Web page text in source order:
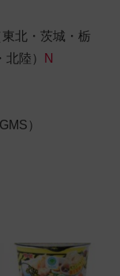
北・茨城・栃
陸）
N
）